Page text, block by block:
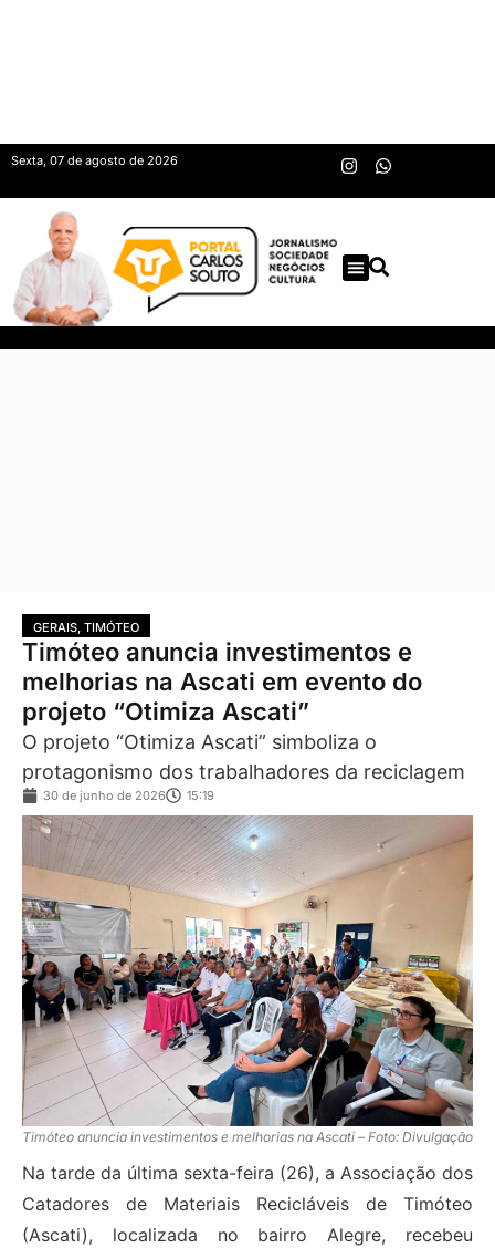
Sexta, 07 de agosto de 2026
GERAIS, TIMÓTEO
Timóteo anuncia investimentos e
melhorias na Ascati em evento do
projeto “Otimiza Ascati”
O projeto “Otimiza Ascati” simboliza o
protagonismo dos trabalhadores da reciclagem
30 de junho de 2026 15:19
Timóteo anuncia investimentos e melhorias na Ascati – Foto: Divulgação
Na tarde da última sexta-feira (26), a Associação dos
Catadores de Materiais Recicláveis de Timóteo
(Ascati), localizada no bairro Alegre, recebeu